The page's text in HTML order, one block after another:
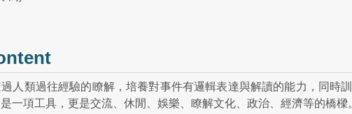
人類過往經驗的瞭解，培養對事件有邏輯表達與解讀的能力，同時
一項工具，更是交流、休閒、娛樂、瞭解文化、政治、經濟等的橋樑